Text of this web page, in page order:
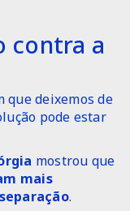
contra a
que deixemos de
pode estar
mostrou que
mais
.